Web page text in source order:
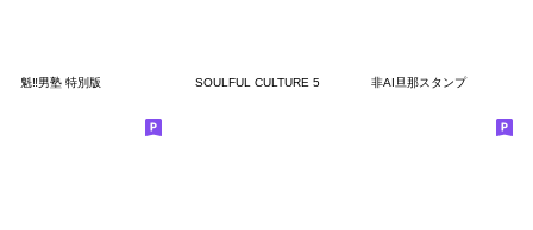
魁‼男塾 特別版 SOULFUL CULTURE 5 非AI旦那スタンプ